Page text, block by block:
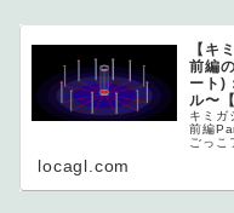
【キ
前編
ート)
ル〜
キミガ
前編
ごっこ
locagl.com